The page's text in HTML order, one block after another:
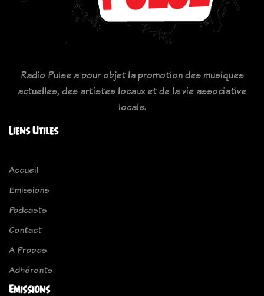
Radio Pulse a pour objet la promotion des musiques
actuelles, des artistes locaux et de la vie associative
locale.
Liens Utiles
Accueil
Emissions
Podcasts
Contact
A Propos
Adhérents
Emissions